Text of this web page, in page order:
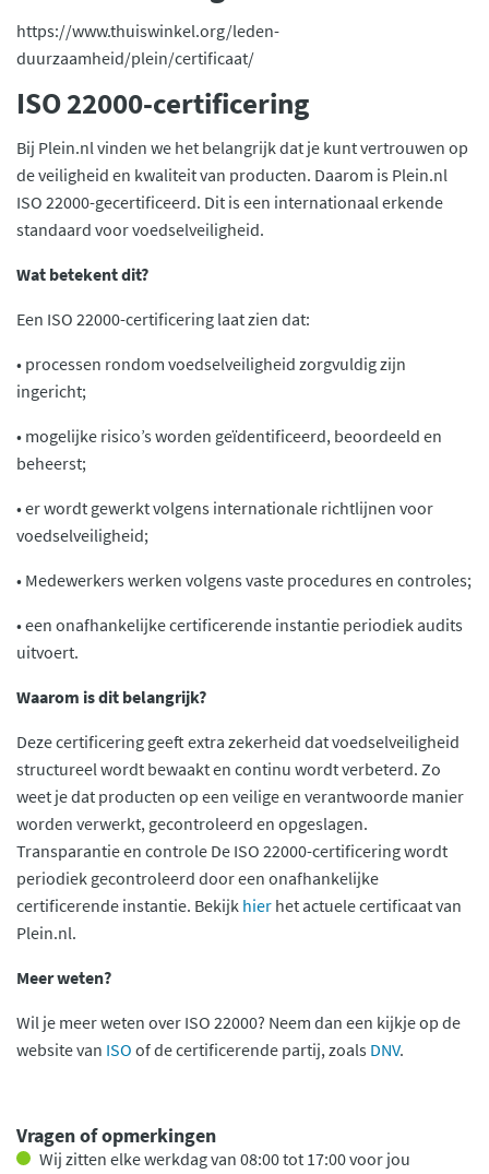
https://www.thuiswinkel.org/leden-
duurzaamheid/plein/certificaat/
ISO 22000-certificering
Bij Plein.nl vinden we het belangrijk dat je kunt vertrouwen op
de veiligheid en kwaliteit van producten. Daarom is Plein.nl
ISO 22000-gecertificeerd. Dit is een internationaal erkende
standaard voor voedselveiligheid.
Wat betekent dit?
Een ISO 22000-certificering laat zien dat:
• processen rondom voedselveiligheid zorgvuldig zijn
ingericht;
• mogelijke risico’s worden geïdentificeerd, beoordeeld en
beheerst;
• er wordt gewerkt volgens internationale richtlijnen voor
voedselveiligheid;
• Medewerkers werken volgens vaste procedures en controles;
• een onafhankelijke certificerende instantie periodiek audits
uitvoert.
Waarom is dit belangrijk?
Deze certificering geeft extra zekerheid dat voedselveiligheid
structureel wordt bewaakt en continu wordt verbeterd. Zo
weet je dat producten op een veilige en verantwoorde manier
worden verwerkt, gecontroleerd en opgeslagen.
Transparantie en controle De ISO 22000-certificering wordt
periodiek gecontroleerd door een onafhankelijke
certificerende instantie. Bekijk hier het actuele certificaat van
Plein.nl.
Meer weten?
Wil je meer weten over ISO 22000? Neem dan een kijkje op de
website van ISO of de certificerende partij, zoals DNV.
Vragen of opmerkingen
Wij zitten elke werkdag van 08:00 tot 17:00 voor jou